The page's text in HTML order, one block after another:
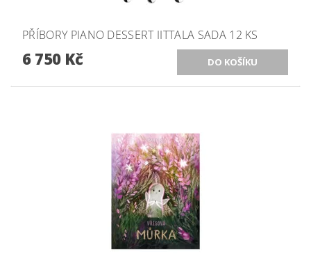
PŘÍBORY PIANO DESSERT IITTALA SADA 12 KS
6 750 Kč